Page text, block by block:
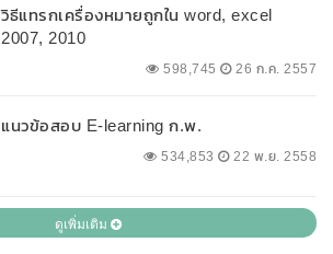
วิธีแทรกเครื่องหมายถูกใน word, excel
2007, 2010
598,745 26 ก.ค. 2557
แนวข้อสอบ E-learning ก.พ.
534,853 22 พ.ย. 2558
ดูเพิ่มเติม